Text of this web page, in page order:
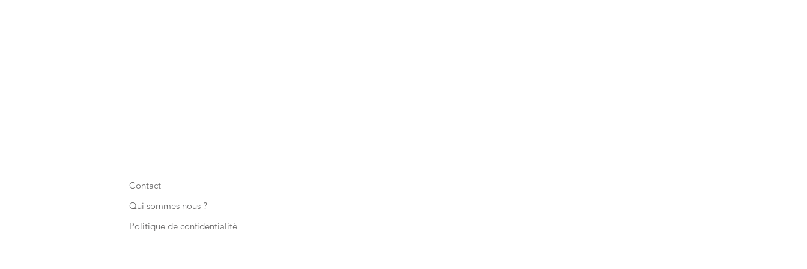
Contact
Qui sommes nous ?
Politique de confidentialité